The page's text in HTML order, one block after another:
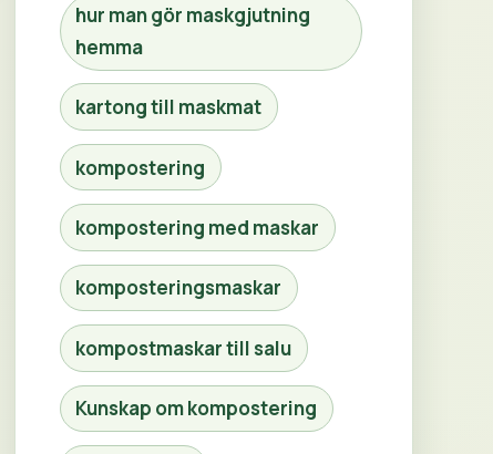
hur man gör maskgjutning
hemma
kartong till maskmat
kompostering
kompostering med maskar
komposteringsmaskar
kompostmaskar till salu
Kunskap om kompostering